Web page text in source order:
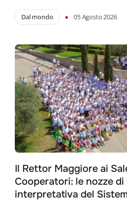
Dal mondo • 05 Agosto 2026
Il Rettor Maggiore ai
Cooperatori: le nozze di
interpretativa del